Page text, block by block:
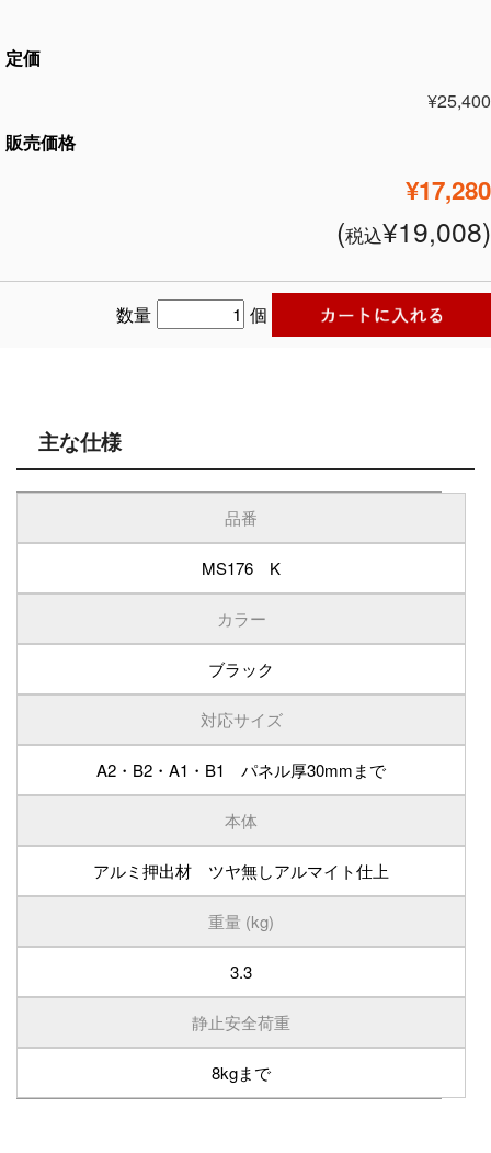
定価
¥25,400
販売価格
¥17,280
(税込¥19,008)
数量 個
主な仕様
品番
MS176 K
カラー
ブラック
対応サイズ
A2・B2・A1・B1 パネル厚30mmまで
本体
アルミ押出材 ツヤ無しアルマイト仕上
重量 (kg)
3.3
静止安全荷重
8kgまで